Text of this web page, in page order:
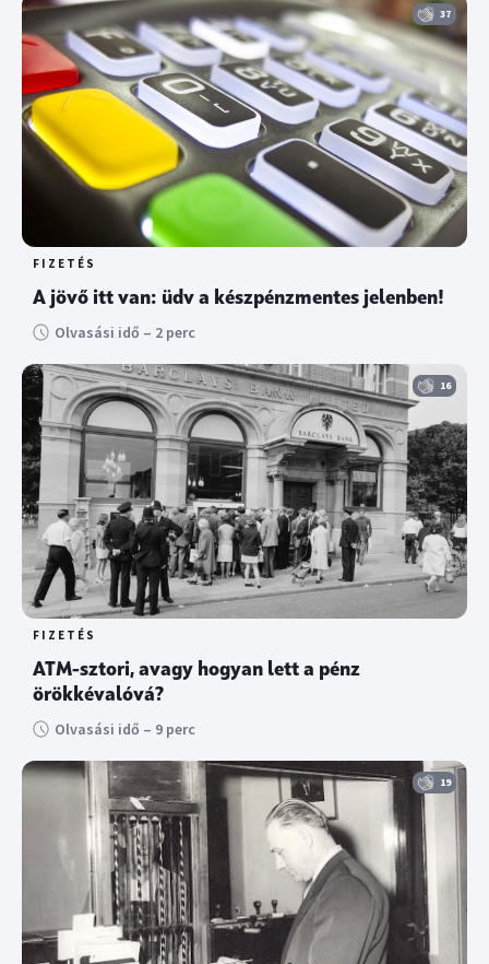
37
FIZETÉS
A jövő itt van: üdv a készpénzmentes jelenben!
Olvasási idő – 2 perc
16
FIZETÉS
ATM-sztori, avagy hogyan lett a pénz
örökkévalóvá?
Olvasási idő – 9 perc
19